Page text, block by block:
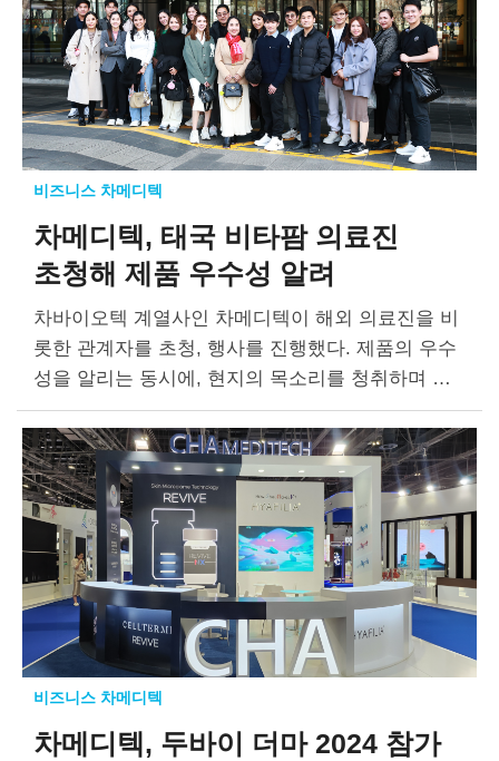
비즈니스 차메디텍
차메디텍, 태국 비타팜 의료진
초청해 제품 우수성 알려
차바이오텍 계열사인 차메디텍이 해외 의료진을 비
롯한 관계자를 초청, 행사를 진행했다. 제품의 우수
성을 알리는 동시에, 현지의 목소리를 청취하며 해
외 시장을 확대하기 위해서다. 태국 론칭 1년, 현지
의료진의 피드백 확인 지난 3월…
비즈니스 차메디텍
차메디텍, 두바이 더마 2024 참가